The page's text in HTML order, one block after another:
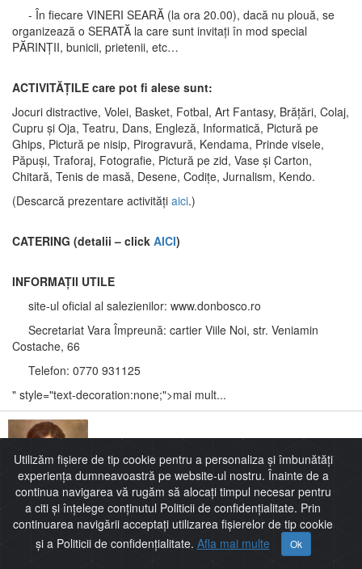
- În fiecare VINERI SEARĂ (la ora 20.00), dacă nu plouă, se
organizează o SERATĂ la care sunt invitați în mod special
PĂRINȚII, bunicii, prietenii, etc…
ACTIVITĂȚILE care pot fi alese sunt:
Jocuri distractive, Volei, Basket, Fotbal, Art Fantasy, Brățări, Colaj,
Cupru și Oja, Teatru, Dans, Engleză, Informatică, Pictură pe
Ghips, Pictură pe nisip, Pirogravură, Kendama, Prinde visele,
Păpuși, Traforaj, Fotografie, Pictură pe zid, Vase și Carton,
Chitară, Tenis de masă, Desene, Codițe, Jurnalism, Kendo.
(Descarcă prezentare activități aici.)
CATERING (detalii – click AICI)
INFORMAȚII UTILE
site-ul oficial al salezienilor: www.donbosco.ro
Secretariat Vara Împreună: cartier Viile Noi, str. Veniamin
Costache, 66
Telefon: 0770 931125
" style="text-decoration:none;">mai mult...
Sărbătoarea lui Dominic Savio! 2017-05-05
Utilizăm fișiere de tip cookie pentru a personaliza și îmbunătăți
experiența dumneavoastră pe website-ul nostru. Înainte de a
continua navigarea vă rugăm să alocați timpul necesar pentru
a citi și înțelege conținutul Politicii de confidențialitate. Prin
continuarea navigării acceptați utilizarea fișierelor de tip cookie
și a Politicii de confidențialitate. Afla mai multe Ok